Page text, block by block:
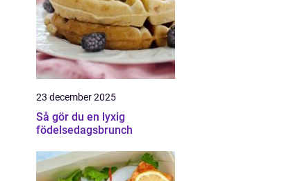
23 december 2025
Så gör du en lyxig
födelsedagsbrunch